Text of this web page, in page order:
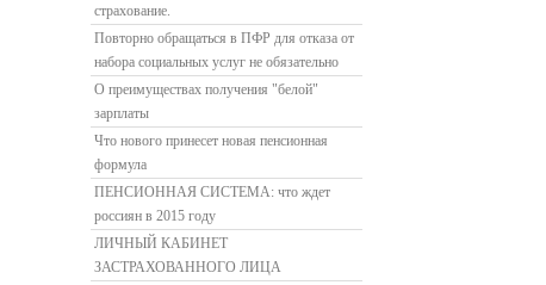
страхование.
Повторно обращаться в ПФР для отказа от
набора социальных услуг не обязательно
О преимуществах получения "белой"
зарплаты
Что нового принесет новая пенсионная
формула
ПЕНСИОННАЯ СИСТЕМА: что ждет
россиян в 2015 году
ЛИЧНЫЙ КАБИНЕТ
ЗАСТРАХОВАННОГО ЛИЦА